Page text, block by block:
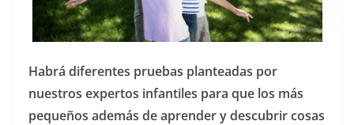
Habrá diferentes pruebas planteadas por
nuestros expertos infantiles para que los más
pequeños además de aprender y descubrir cosas